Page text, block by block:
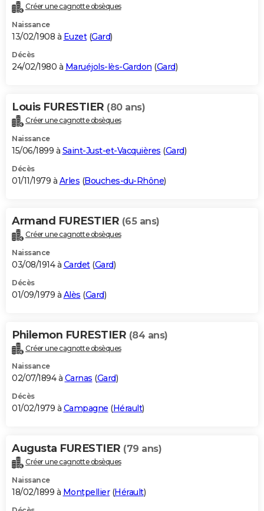
Créer une cagnotte obsèques
Naissance
13/02/1908 à Euzet(Gard)
Décès
24/02/1980 à Maruéjols-lès-Gardon (Gard)
Louis FURESTIER (80 ans)
Créer une cagnotte obsèques
Naissance
15/06/1899 à Saint-Just-et-Vacquières (Gard)
Décès
01/11/1979 à Arles (Bouches-du-Rhône)
Armand FURESTIER (65 ans)
Créer une cagnotte obsèques
Naissance
03/08/1914 à Cardet(Gard)
Décès
01/09/1979 à Alès (Gard)
Philemon FURESTIER (84 ans)
Créer une cagnotte obsèques
Naissance
02/07/1894 à Carnas (Gard)
Décès
01/02/1979 à Campagne (Hérault)
Augusta FURESTIER (79 ans)
Créer une cagnotte obsèques
Naissance
18/02/1899 à Montpellier(Hérault)